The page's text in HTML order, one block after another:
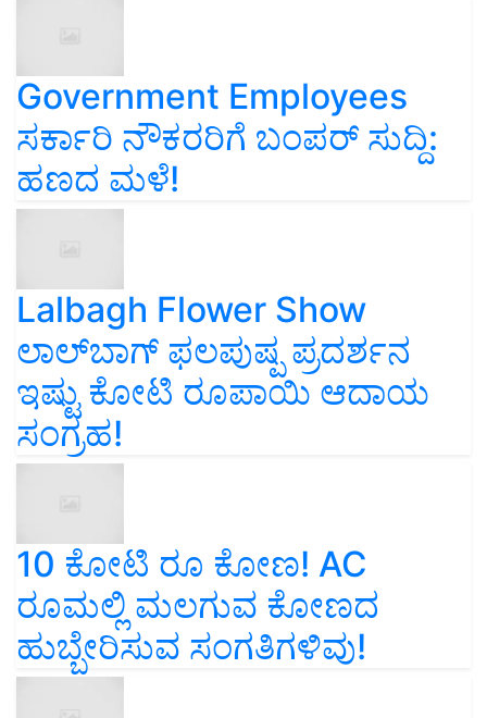
Government Employees
ಸರ್ಕಾರಿ ನೌಕರರಿಗೆ ಬಂಪರ್‌ ಸುದ್ದಿ:
ಹಣದ ಮಳೆ!
Lalbagh Flower Show
ಲಾಲ್‌ಬಾಗ್ ಫಲಪುಷ್ಪ ಪ್ರದರ್ಶನ
ಇಷ್ಟು ಕೋಟಿ ರೂಪಾಯಿ ಆದಾಯ
ಸಂಗ್ರಹ!
10 ಕೋಟಿ ರೂ ಕೋಣ! AC
ರೂಮಲ್ಲಿ ಮಲಗುವ ಕೋಣದ
ಹುಬ್ಬೇರಿಸುವ ಸಂಗತಿಗಳಿವು!